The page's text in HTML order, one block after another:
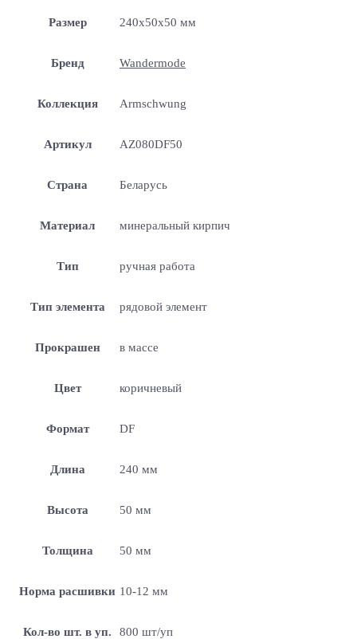
Размер 240x50x50 мм
Бренд Wandermode
Коллекция Armschwung
Артикул AZ080DF50
Страна Беларусь
Материал минеральный кирпич
Тип ручная работа
Тип элемента рядовой элемент
Прокрашен в массе
Цвет коричневый
Формат DF
Длина 240 мм
Высота 50 мм
Толщина 50 мм
Норма расшивки 10-12 мм
Кол-во шт. в уп. 800 шт/уп